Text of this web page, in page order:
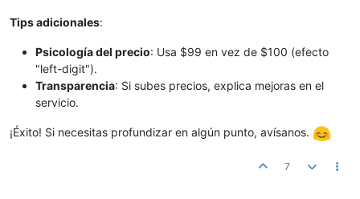
Tips adicionales:
Psicología del precio: Usa $99 en vez de $100 (efecto
"left-digit").
Transparencia: Si subes precios, explica mejoras en el
servicio.
¡Éxito! Si necesitas profundizar en algún punto, avísanos.
7